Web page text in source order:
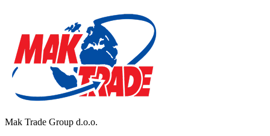
Mak Trade Group d.o.o.